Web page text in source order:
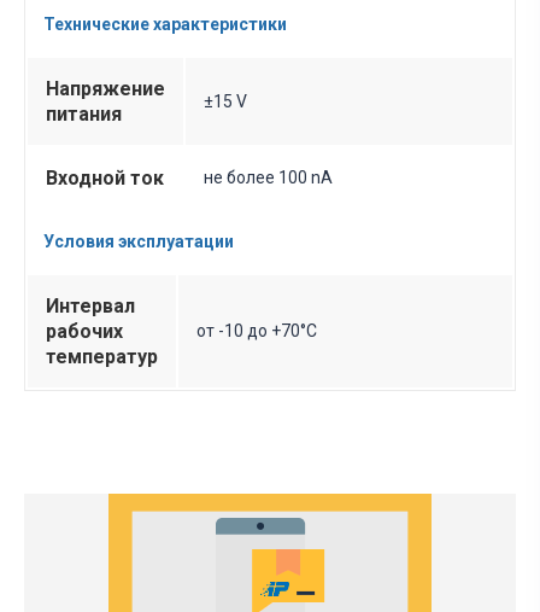
Технические характеристики
Напряжение
питания
±15 V
Входной ток не более 100 nA
Условия эксплуатации
Интервал
рабочих
температур
от -10 до +70°C